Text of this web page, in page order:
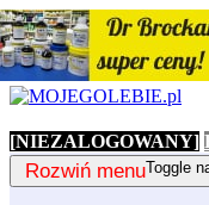
[NIEZALOGOWANY]
Toggle
Rozwiń menu